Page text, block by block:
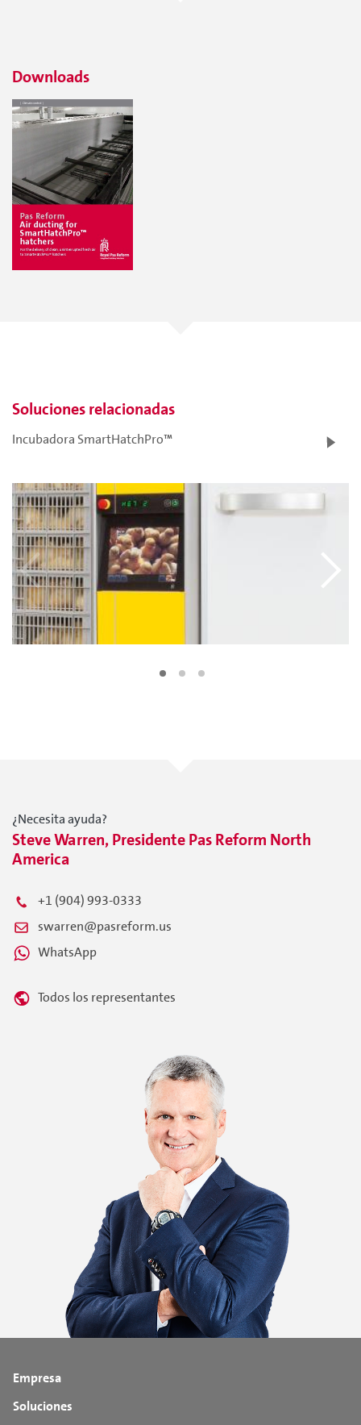
Downloads
Soluciones relacionadas
Incubadora SmartHatchPro™
¿Necesita ayuda?
Steve Warren, Presidente Pas Reform North
America
+1 (904) 993-0333
swarren@pasreform.us
WhatsApp
Todos los representantes
Empresa
Soluciones